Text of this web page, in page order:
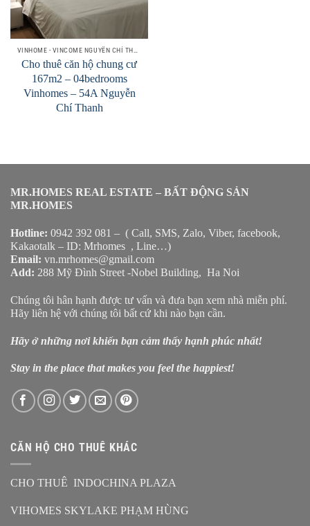
Cho thuê căn hộ chung cư
167m2 – 04bedrooms
Vinhomes – 54A Nguyễn
Chí Thanh
MR.HOMES REAL ESTATE – BẤT ĐỘNG SẢN
MR.HOMES
Hotline: 0942 392 081 – ( Call, SMS, Zalo, Viber, facebook,
Kakaotalk – ID: Mrhomes , Line…)
Email: vn.mrhomes@gmail.com
Add: 288 Mỹ Đình Street -Nobel Building, Ha Noi
Chúng tôi hân hạnh được tư vấn và đưa bạn xem nhà miễn phí.
Hãy liên hệ với chúng tôi bất cứ khi nào bạn cần.
Hãy ở những nơi khiến bạn cảm thấy hạnh phúc nhất!
Stay in the place that makes you feel the happiest!
CĂN HỘ CHO THUÊ KHÁC
CHO THUÊ INDOCHINA PLAZA
VIHOMES SKYLAKE PHẠM HÙNG